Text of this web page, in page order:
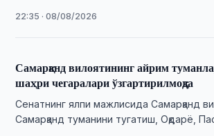
22:35 · 08/08/2026
Самарқанд вилоятининг айрим
шаҳри чегаралари ўзгартирилмоқда
Сенатнинг ялпи мажлисида Самарқанд
Самарқанд туманини тугатиш, Оқдарё,